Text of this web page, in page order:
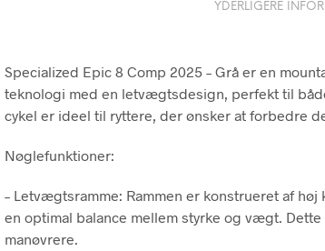
YDERLIGERE
Specialized Epic 8 Comp 2025 – Grå er en
teknologi med en letvægtsdesign, perfekt til
cykel er ideel til ryttere, der ønsker at forbedre
Nøglefunktioner:
– Letvægtsramme: Rammen er konstrueret af
en optimal balance mellem styrke og vægt.
manøvrere.